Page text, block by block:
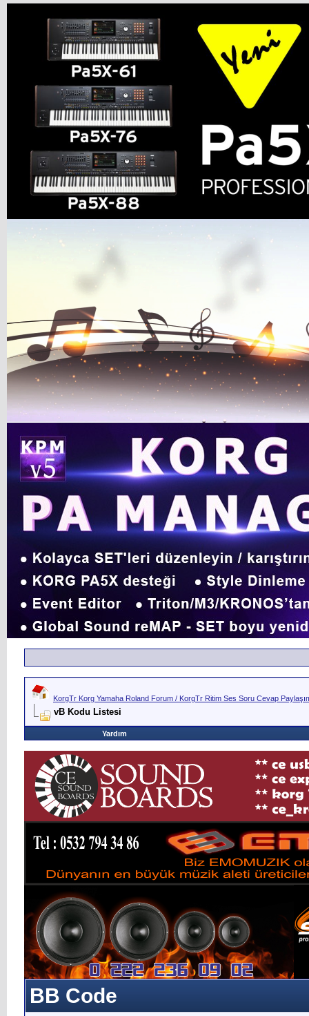
KorgTr Korg Yamaha Roland Forum / KorgTr Ritim Ses Soru Cevap
vB Kodu Listesi
Yardım
BB Code